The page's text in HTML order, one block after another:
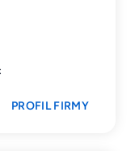
PROFIL FIRMY